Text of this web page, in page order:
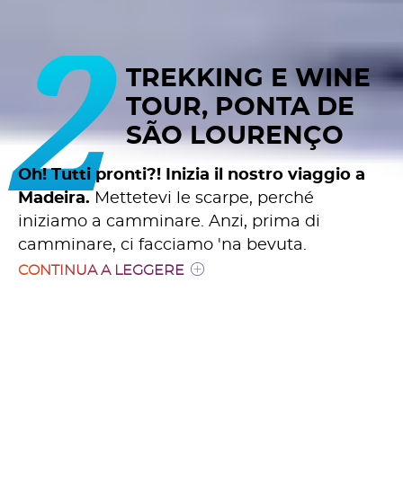
2
TREKKING E WINE
TOUR, PONTA DE
SÃO LOURENÇO
Oh! Tutti pronti?! Inizia il nostro viaggio a
Madeira. Mettetevi le scarpe, perché
iniziamo a camminare. Anzi, prima di
camminare, ci facciamo 'na bevuta.
CONTINUA A LEGGERE